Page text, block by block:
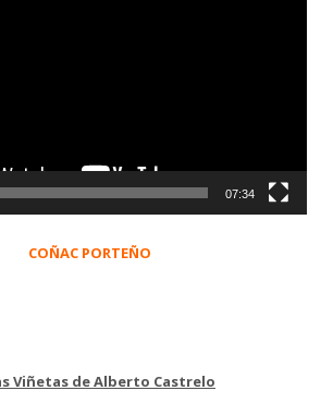
07:34
COÑAC PORTEÑO
Viñetas de Alberto Castrelo